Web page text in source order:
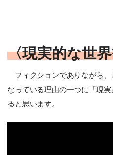
〈現実的な世
フィクションでありながら、
なっている理由の一つに「現
ると思います。